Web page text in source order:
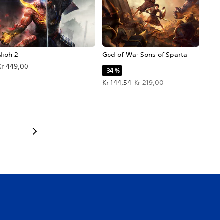
2
449,00
God of War Sons of Sparta
-34 %
Kr 144,54
Tilbudspris Kr 144,54. Oprindelig
Kr 219,00